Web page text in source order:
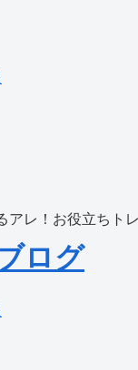
アレ！お役立ちト
ログ